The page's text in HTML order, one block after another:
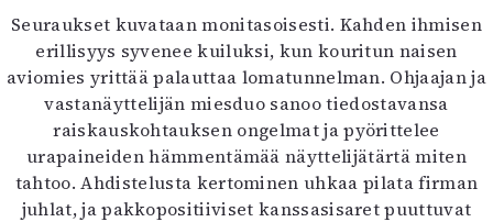
Toimitus
Mediatiedot
Kaltio ry
Seuraukset kuvataan monitasoisesti. Kahden ihmisen
erillisyys syvenee kuiluksi, kun kouritun naisen
aviomies yrittää palauttaa lomatunnelman. Ohjaajan ja
vastanäyttelijän miesduo sanoo tiedostavansa
raiskauskohtauksen ongelmat ja pyörittelee
urapaineiden hämmentämää näyttelijätärtä miten
tahtoo. Ahdistelusta kertominen uhkaa pilata firman
juhlat, ja pakkopositiiviset kanssasisaret puuttuvat